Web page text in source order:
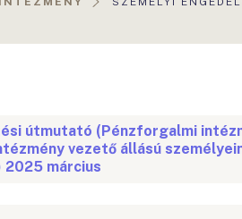
útmutató (Pénzforgalmi
vezető állású
2025 március